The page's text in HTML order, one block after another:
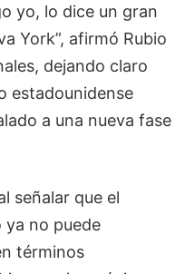
yo, lo dice un gran
York”, afirmó Rubio
dejando claro
estadounidense
a una nueva fase
señalar que el
ya no puede
términos